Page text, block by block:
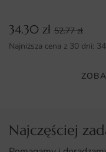
Wysoka jakość druku,
użytkowanie.
Łatwy montaż, co
34.30 zł 52.77zł
Najniższa cena z 30 dni:
Najczęściej